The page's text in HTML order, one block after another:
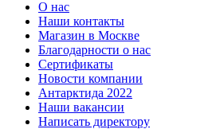
О нас
Наши контакты
Магазин в Москве
Благодарности о нас
Сертификаты
Новости компании
Антарктида 2022
Наши вакансии
Написать директору